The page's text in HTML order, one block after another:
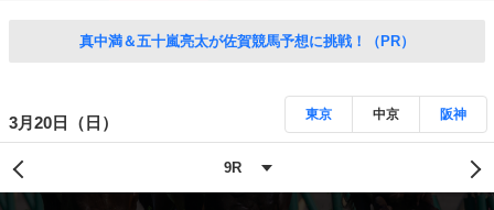
真中満＆五十嵐亮太が佐賀競馬予想に挑戦！（PR）
3月20日（日） 東京 中京 阪神